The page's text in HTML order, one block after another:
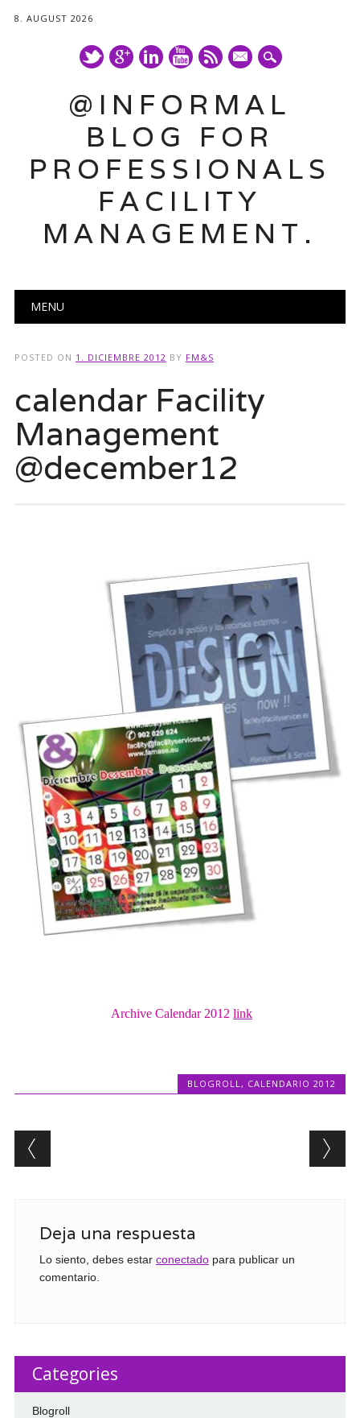
8. AUGUST 2026
mail
@INFORMAL
BLOG FOR
PROFESSIONALS
FACILITY
MANAGEMENT.
Main menu
MENU
POSTED ON 1. DICIEMBRE 2012 BY FM&S
calendar Facility
Management
@december12
Archive Calendar 2012 link
BLOGROLL, CALENDARIO 2012
Post navigation
Deja una respuesta
Lo siento, debes estar conectadopara publicar un
comentario.
Categories
Blogroll